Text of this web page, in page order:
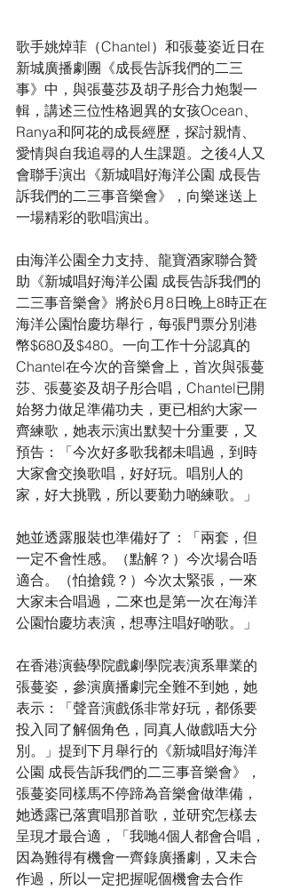
歌手姚焯菲（Chantel）和張蔓姿近日在
新城廣播劇團《成長告訴我們的二三
事》中，與張蔓莎及胡子彤合力炮製一
輯，講述三位性格迥異的女孩Ocean、
Ranya和阿花的成長經歷，探討親情、
愛情與自我追尋的人生課題。之後4人又
會聯手演出《新城唱好海洋公園 成長告
訴我們的二三事音樂會》，向樂迷送上
一場精彩的歌唱演出。
由海洋公園全力支持、龍寶酒家聯合贊
助《新城唱好海洋公園 成長告訴我們的
二三事音樂會》將於6月8日晚上8時正在
海洋公園怡慶坊舉行，每張門票分別港
幣$680及$480。一向工作十分認真的
Chantel在今次的音樂會上，首次與張蔓
莎、張蔓姿及胡子彤合唱，Chantel已開
始努力做足準備功夫，更已相約大家一
齊練歌，她表示演出默契十分重要，又
預告：「今次好多歌我都未唱過，到時
大家會交換歌唱，好好玩。唱別人的
家，好大挑戰，所以要勤力啲練歌。」
她並透露服裝也準備好了：「兩套，但
一定不會性感。（點解？）今次場合唔
適合。（怕搶鏡？）今次太緊張，一來
大家未合唱過，二來也是第一次在海洋
公園怡慶坊表演，想專注唱好啲歌。」
在香港演藝學院戲劇學院表演系畢業的
張蔓姿，參演廣播劇完全難不到她，她
表示：「聲音演戲係非常好玩，都係要
投入同了解個角色，同真人做戲唔大分
別。」提到下月舉行的《新城唱好海洋
公園 成長告訴我們的二三事音樂會》，
張蔓姿同樣馬不停蹄為音樂會做準備，
她透露已落實唱那首歌，並研究怎樣去
呈現才最合適，「我哋4個人都會合唱，
因為難得有機會一齊錄廣播劇，又未合
作過，所以一定把握呢個機會去合作